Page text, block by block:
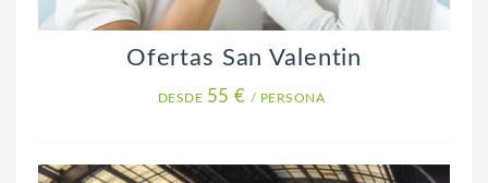
Ofertas San Valentin
DESDE 55 € / PERSONA